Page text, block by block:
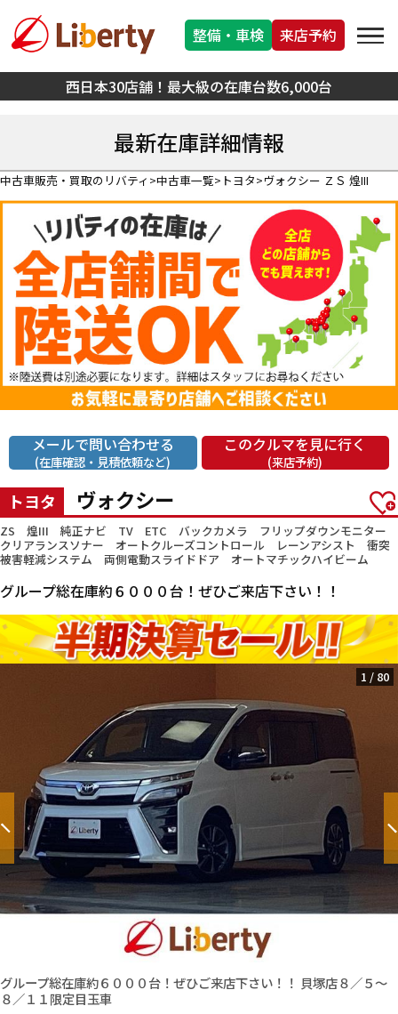
西日本30店舗！最大級の在庫台数6,000台
整備・車検 来店予約
最新在庫詳細情報
中古車販売・買取のリバティ 中古車一覧 トヨタ ヴォクシー ＺＳ 煌III
メールで問い合わせる
(在庫確認・見積依頼など)
このクルマを見に行く
(来店予約)
トヨタ ヴォクシー
ZS 煌III 純正ナビ TV ETC バックカメラ フリップダウンモニター
クリアランスソナー オートクルーズコントロール レーンアシスト 衝突
被害軽減システム 両側電動スライドドア オートマチックハイビーム
グループ総在庫約６０００台！ぜひご来店下さい！！
グループ総在庫約６０００台！ぜひご来店下さい！！ 貝塚店８／５〜
８／１１限定目玉車
1 / 80